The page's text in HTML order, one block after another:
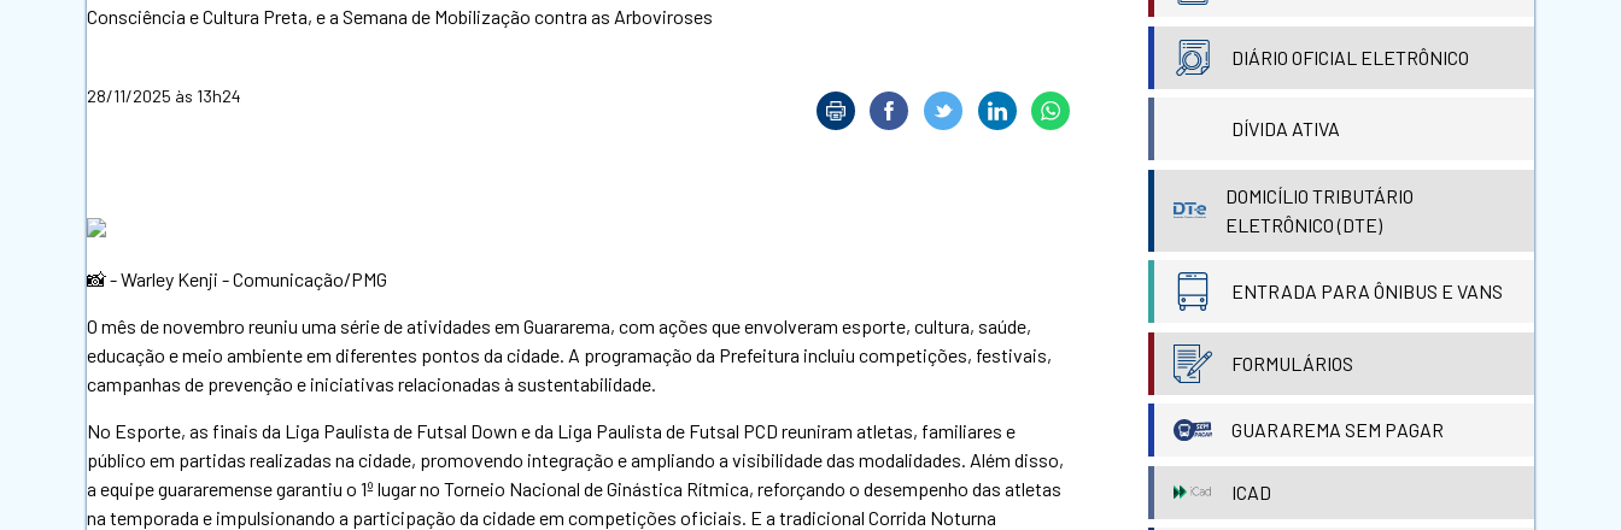
Consciência e Cultura Preta, e a Semana de Mobilização contra as Arboviroses
28/11/2025 às 13h24
📸 - Warley Kenji - Comunicação/PMG
O mês de novembro reuniu uma série de atividades em Guararema, com ações que envolveram esporte, cultura, saúde,
educação e meio ambiente em diferentes pontos da cidade. A programação da Prefeitura incluiu competições, festivais,
campanhas de prevenção e iniciativas relacionadas à sustentabilidade.
No Esporte, as finais da Liga Paulista de Futsal Down e da Liga Paulista de Futsal PCD reuniram atletas, familiares e
público em partidas realizadas na cidade, promovendo integração e ampliando a visibilidade das modalidades. Além disso,
a equipe guararemense garantiu o 1º lugar no Torneio Nacional de Ginástica Rítmica, reforçando o desempenho das atletas
na temporada e impulsionando a participação da cidade em competições oficiais. E a tradicional Corrida Noturna
DIÁRIO OFICIAL ELETRÔNICO
DÍVIDA ATIVA
DOMICÍLIO TRIBUTÁRIO
ELETRÔNICO (DTE)
ENTRADA PARA ÔNIBUS E VANS
FORMULÁRIOS
GUARAREMA SEM PAGAR
ICAD